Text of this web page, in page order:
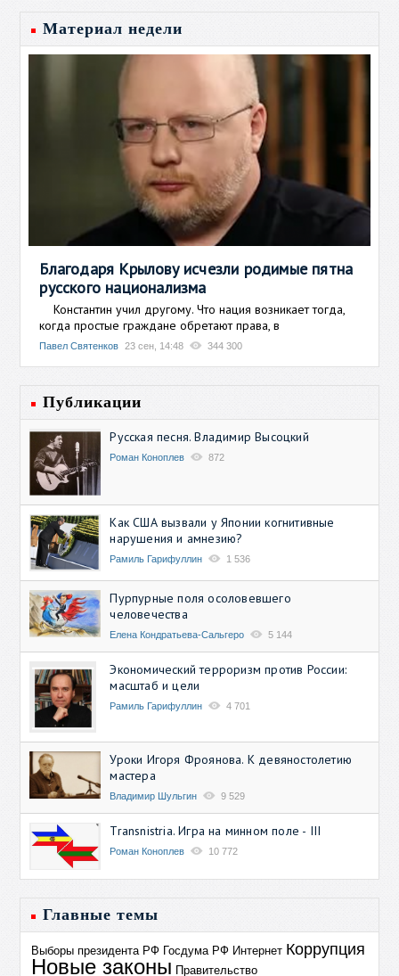
Материал недели
Благодаря Крылову исчезли родимые пятна
русского национализма
Константин учил другому. Что нация возникает тогда,
когда простые граждане обретают права, в
Павел Святенков 23 сен, 14:48 344 300
Публикации
Русская песня. Владимир Высоцкий
Роман Коноплев 872
Как США вызвали у Японии когнитивные
нарушения и амнезию?
Рамиль Гарифуллин 1 536
Пурпурные поля осоловевшего
человечества
Елена Кондратьева-Сальгеро 5 144
Экономический терроризм против России:
масштаб и цели
Рамиль Гарифуллин 4 701
Уроки Игоря Фроянова. К девяностолетию
мастера
Владимир Шульгин 9 529
Transnistria. Игра на минном поле - III
Роман Коноплев 10 772
Главные темы
Выборы президента РФ Госдума РФ Интернет Коррупция
Новые законы Правительство